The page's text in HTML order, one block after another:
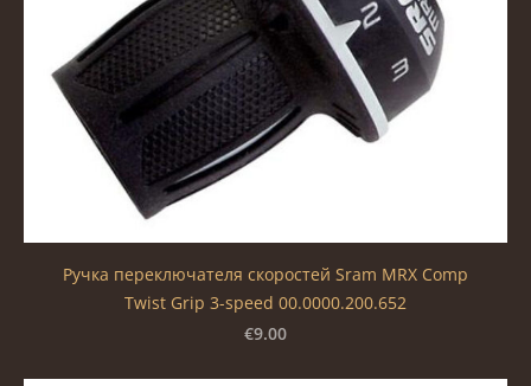
Ручка переключателя скоростей Sram MRX Comp
Twist Grip 3-speed 00.0000.200.652
€9.00